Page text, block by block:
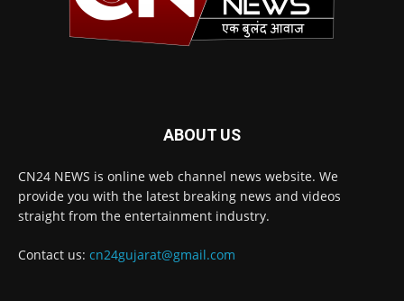
ABOUT US
CN24 NEWS is online web channel news website. We
provide you with the latest breaking news and videos
straight from the entertainment industry.
Contact us: cn24gujarat@gmail.com